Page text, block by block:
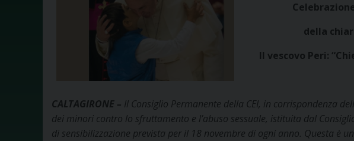
della
Il vescovo Peri:
CALTAGIRONE – Il Consiglio Permanente della CEI, in corrispondenza
dei minori contro lo sfruttamento e l’abuso sessuale, istituita dal
di sensibilizzazione prevista per il 18 novembre di ogni anno. Questa è